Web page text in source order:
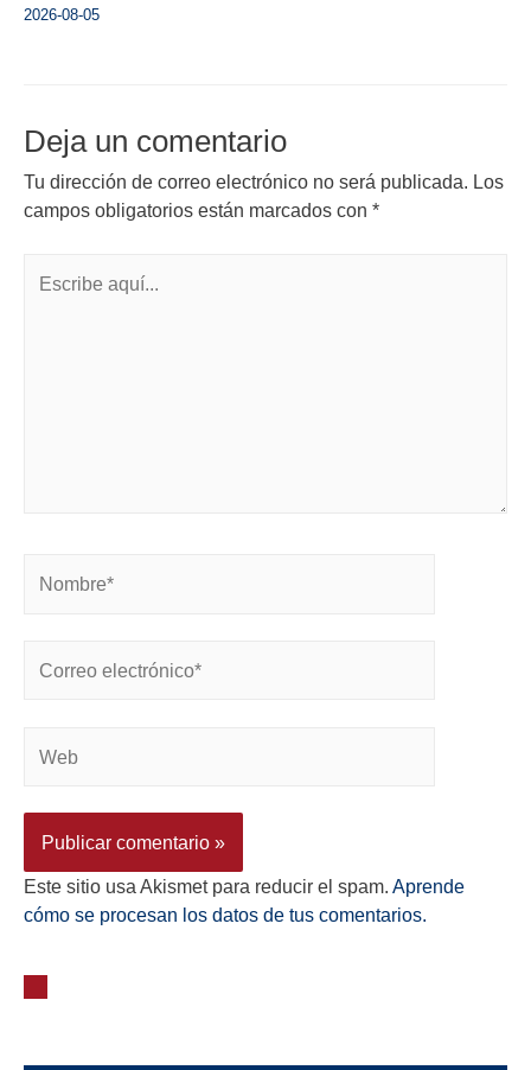
2026-08-05
Deja un comentario
Tu dirección de correo electrónico no será publicada. Los
campos obligatorios están marcados con *
Este sitio usa Akismet para reducir el spam. Aprende
cómo se procesan los datos de tus comentarios.